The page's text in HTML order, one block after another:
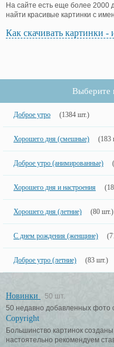
На сайте есть еще более 2000
найти красивые картинки с
Как скачивать картинки -
Выберите
Доброе утро (1384 шт.)
Хорошего дня (смешные) (183
Доброе утро (анимированные)
Хорошего дня и настроения
Хорошего дня (летние) (80 шт.)
С днем рождения (женщине)
Доброе утро (летние) (83 шт.)
Новинки
50 шт.
50 недавно добавленных фото
Copyright
Большинство картинок
настоятельно рекомендуем